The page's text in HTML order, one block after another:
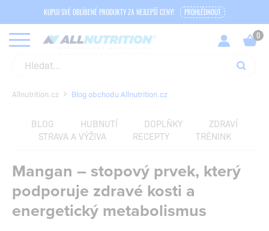
KUPUJ SVÉ OBLÍBENÉ PRODUKTY ZA NEJLEPŠÍ CENY! PROHLÉDNOUT
Allnutrition.cz Blog obchodu Allnutrition.cz
BLOG HUBNUTÍ DOPLŇKY
ZDRAVÍ
STRAVA A VÝŽIVA
RECEPTY TRÉNINK
Mangan – stopový prvek, který
podporuje zdravé kosti a
energetický metabolismus